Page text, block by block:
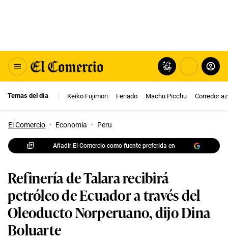
Temas del día Keiko Fujimori Feriado Machu Picchu Corredor
El Comercio · Economia · Peru
Añadir El Comercio como fuente preferida en
Refinería de Talara recibirá
petróleo de Ecuador a través del
Oleoducto Norperuano, dijo Dina
Boluarte